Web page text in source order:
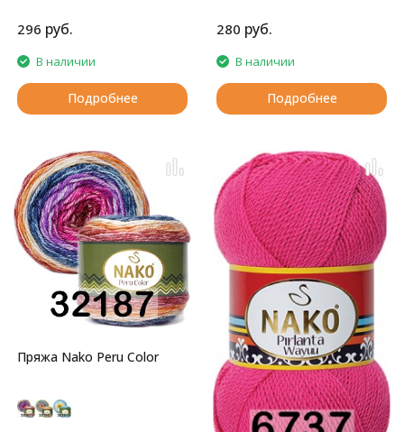
296 руб.
В наличии
Подробнее
280 руб.
В наличии
Подробнее
Пряжа Nako Peru Color